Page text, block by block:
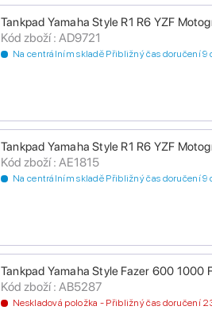
Tankpad Yamaha Style R1 R6 YZF
Kód zboží : AD9721
Na centrálním skladě Přibližný čas doručení 9
Tankpad Yamaha Style R1 R6 YZF
Kód zboží : AE1815
Na centrálním skladě Přibližný čas doručení 9
Tankpad Yamaha Style Fazer 600 1000
Kód zboží : AB5287
Neskladová položka - Přibližný čas doručení